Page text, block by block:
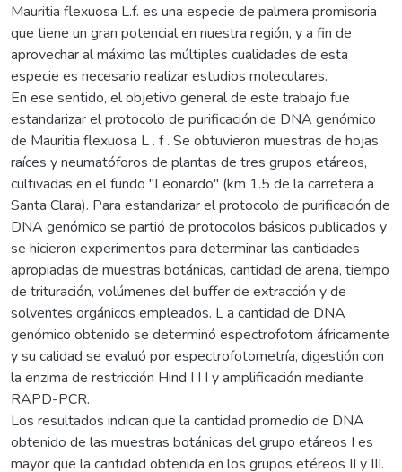
Mauritia flexuosa L.f. es una especie de palmera promisoria
que tiene un gran potencial en nuestra región, y a fin de
aprovechar al máximo las múltiples cualidades de esta
especie es necesario realizar estudios moleculares.
En ese sentido, el objetivo general de este trabajo fue
estandarizar el protocolo de purificación de DNA genómico
de Mauritia flexuosa L . f . Se obtuvieron muestras de hojas,
raíces y neumatóforos de plantas de tres grupos etáreos,
cultivadas en el fundo "Leonardo" (km 1.5 de la carretera a
Santa Clara). Para estandarizar el protocolo de purificación de
DNA genómico se partió de protocolos básicos publicados y
se hicieron experimentos para determinar las cantidades
apropiadas de muestras botánicas, cantidad de arena, tiempo
de trituración, volúmenes del buffer de extracción y de
solventes orgánicos empleados. L a cantidad de DNA
genómico obtenido se determinó espectrofotom áfricamente
y su calidad se evaluó por espectrofotometría, digestión con
la enzima de restricción Hind I I I y amplificación mediante
RAPD-PCR.
Los resultados indican que la cantidad promedio de DNA
obtenido de las muestras botánicas del grupo etáreos I es
mayor que la cantidad obtenida en los grupos etéreos II y III.